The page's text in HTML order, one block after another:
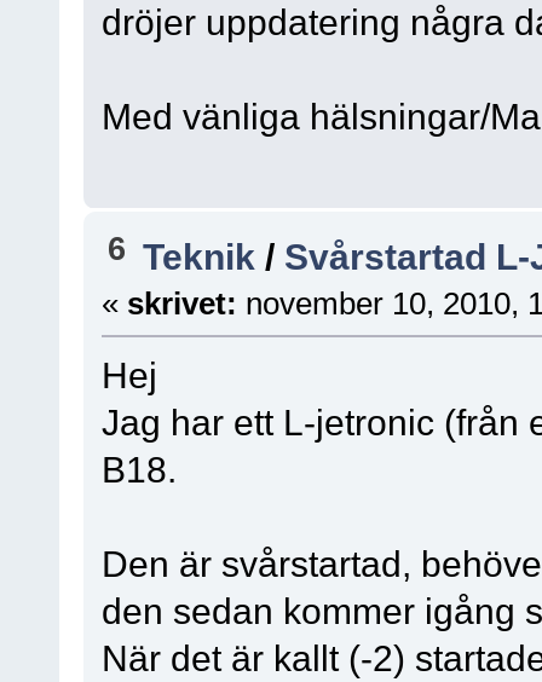
dröjer uppdatering några
Med vänliga hälsningar/
6 Teknik / Svårstartad
« skrivet: november 10, 2010,
Hej
Jag har ett L-jetronic (från
B18.
Den är svårstartad,
den sedan kommer igång
När det är kallt (-2)